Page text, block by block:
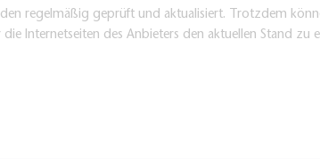
regelmäßig geprüft und aktualisiert. Trotzdem
Internetseiten des Anbieters den aktuellen Stand zu